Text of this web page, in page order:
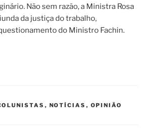
Não sem razão, a Ministra Rosa
da justiça do trabalho,
do Ministro Fachin.
, NOTÍCIAS , OPINIÃO